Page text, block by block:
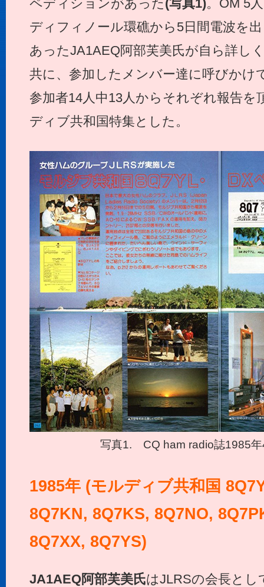
ペディションがあった (写真1)。OM 5
ディフィノール環礁から5日間電波を
あったJA1AEQ阿部芙美氏が自ら詳し
共に、参加したメンバー達に呼びかけ
参加者14人中13人からそれぞれ報告を
ディブ共和国特集とした。
写真1. CQ ham radio誌1985年
1985年 (モルディブ共和国
8Q7KN, 8Q7KS, 8Q7NO,
8Q7XX, 8Q7YS)
JA1AEQ阿部芙美氏はJLRSの会長とし